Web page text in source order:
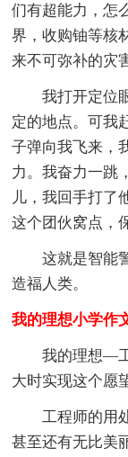
们有超能力，怎
界，收购铀等核
来不可弥补的灾
我打开定位
定的地点。可我
子弹向我飞来，
力。我奋力一跳
儿，我回手打了
这个团伙窝点，
这就是智能
造福人类。
我的理想小学作
我的理想—
大时实现这个愿
工程师的用
甚至还有无比美